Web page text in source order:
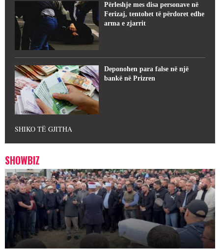
Përleshje mes disa personave në
Ferizaj, tentohet të përdoret edhe
arma e zjarrit
Deponohen para false në një
bankë në Prizren
SHIKO TË GJITHA
SHOWBIZ